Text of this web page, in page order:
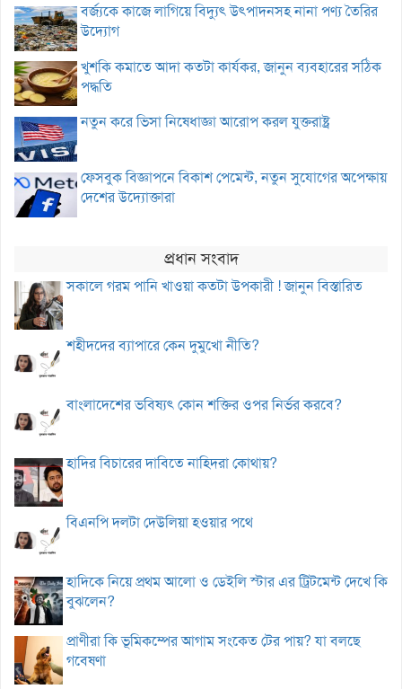
বর্জ্যকে কাজে লাগিয়ে বিদ্যুৎ উৎপাদনসহ নানা পণ্য তৈরির
উদ্যোগ
খুশকি কমাতে আদা কতটা কার্যকর, জানুন ব্যবহারের সঠিক
পদ্ধতি
নতুন করে ভিসা নিষেধাজ্ঞা আরোপ করল যুক্তরাষ্ট্র
ফেসবুক বিজ্ঞাপনে বিকাশ পেমেন্ট, নতুন সুযোগের অপেক্ষায়
দেশের উদ্যোক্তারা
প্রধান সংবাদ
সকালে গরম পানি খাওয়া কতটা উপকারী ! জানুন বিস্তারিত
শহীদদের ব্যাপারে কেন দুমুখো নীতি?
বাংলাদেশের ভবিষ্যৎ কোন শক্তির ওপর নির্ভর করবে?
হাদির বিচারের দাবিতে নাহিদরা কোথায়?
বিএনপি দলটা দেউলিয়া হওয়ার পথে
হাদিকে নিয়ে প্রথম আলো ও ডেইলি স্টার এর ট্রিটমেন্ট দেখে কি
বুঝলেন?
প্রাণীরা কি ভূমিকম্পের আগাম সংকেত টের পায়? যা বলছে
গবেষণা